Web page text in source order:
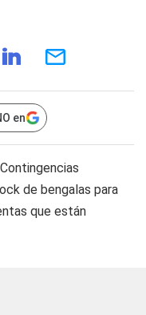
en
de bengalas para
que están